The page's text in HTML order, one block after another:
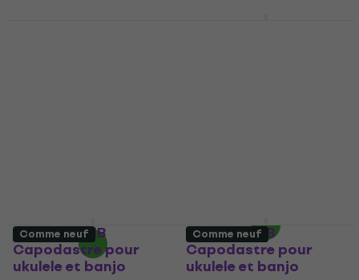
Dunlop 86MB
Capodastre pour
ukulele et banjo
Dunlop 85BB
Capodastre pour
ukulele et banjo
Comme neuf Comme neuf